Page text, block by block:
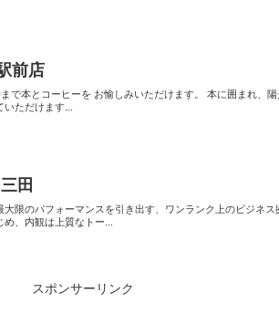
前店
で本とコーヒーを お愉しみいただけます。 本に囲まれ、
いただけます...
田
大限のパフォーマンスを引き出す、ワンランク上のビジネ
、内観は上質なトー...
スポンサーリンク